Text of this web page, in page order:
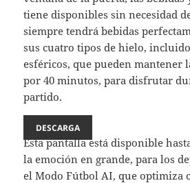
tiene disponibles sin necesidad
siempre tendrá bebidas
sus cuatro tipos de hielo,
esféricos, que pueden mantener
por 40 minutos, para disfrutar
partido.
DESCARGA
Esta pantalla está disponible
la emoción en grande, para los
el Modo Fútbol AI, que optimiza